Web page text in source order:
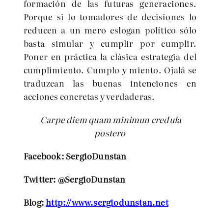
formación de las futuras generaciones.
Porque si lo tomadores de decisiones lo
reducen a un mero eslogan político sólo
basta simular y cumplir por cumplir.
Poner en práctica la clásica estrategia del
cumplimiento. Cumplo y miento. Ojalá se
traduzcan las buenas intenciones en
acciones concretas y verdaderas.
Carpe diem quam minimun credula
postero
Facebook: SergioDunstan
Twitter: @SergioDunstan
Blog:http://www.sergiodunstan.net